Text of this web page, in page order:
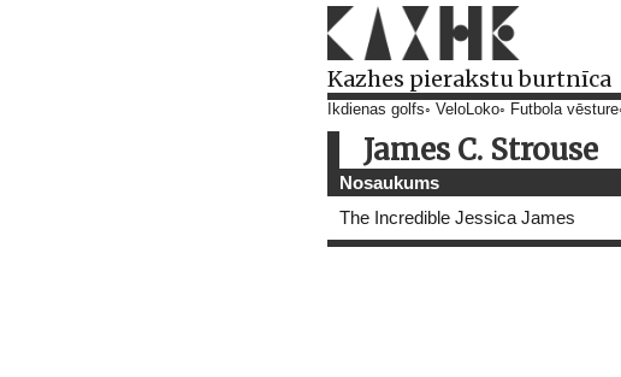
Kazhes pierakstu burtnīca
Ikdienas golfs VeloLoko Futbola vēsture
James C. Strouse
Nosaukums
The Incredible Jessica James